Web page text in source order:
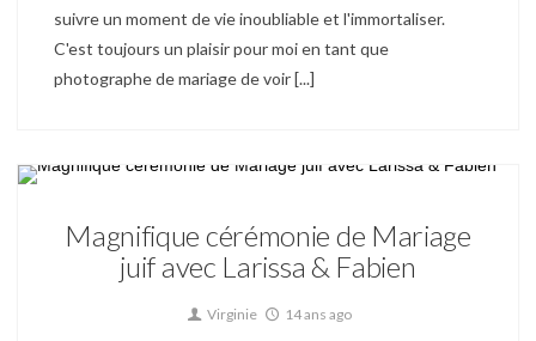
suivre un moment de vie inoubliable et l'immortaliser.
C'est toujours un plaisir pour moi en tant que
photographe de mariage de voir [...]
Magnifique cérémonie de Mariage
juif avec Larissa & Fabien
Virginie 14 ans ago